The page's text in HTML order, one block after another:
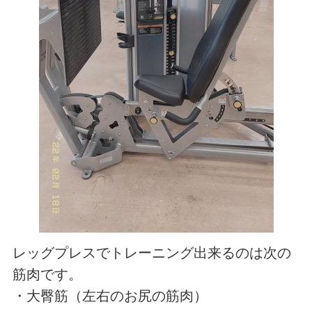
レッグプレスでトレーニング出来るのは次の
筋肉です。
・大臀筋（左右のお尻の筋肉）